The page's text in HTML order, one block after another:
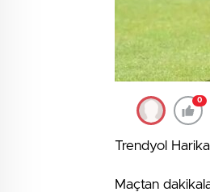
0
Trendyol Harika
Maçtan